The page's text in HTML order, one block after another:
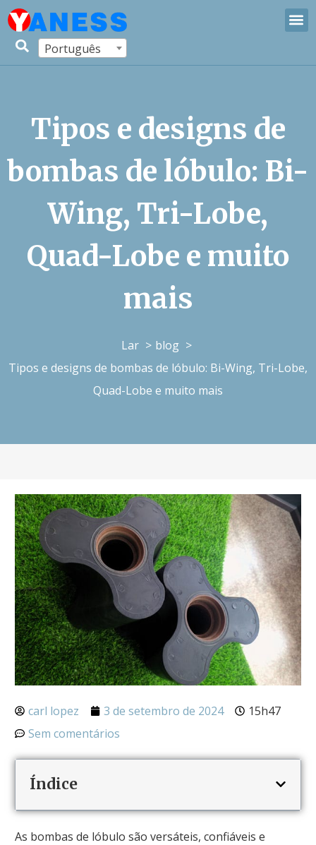
Português
Tipos e designs de
bombas de lóbulo: Bi-
Wing, Tri-Lobe,
Quad-Lobe e muito
mais
Lar
blog
Tipos e designs de bombas de lóbulo: Bi-Wing, Tri-Lobe,
Quad-Lobe e muito mais
carl lopez 3 de setembro de 2024
15h47
Sem comentários
Índice
As bombas de lóbulo são versáteis, confiáveis ​​e